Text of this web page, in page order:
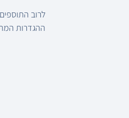
לרוב
ההגדרות